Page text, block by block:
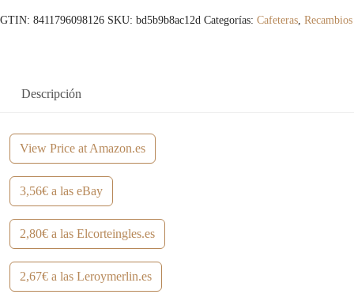
GTIN: 8411796098126 SKU: bd5b9b8ac12d Categorías: Cafeteras, Recambios
Descripción
View Price at Amazon.es
3,56€ a las eBay
2,80€ a las Elcorteingles.es
2,67€ a las Leroymerlin.es